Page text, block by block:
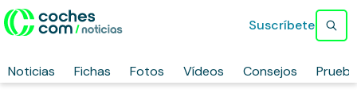
Noticias Fichas Fotos Vídeos Consejos
Suscríbete